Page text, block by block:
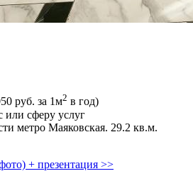
руб. за 1м2 в год)
или сферу услуг
метро Маяковская. 29.2 кв.м.
+ презентация >>